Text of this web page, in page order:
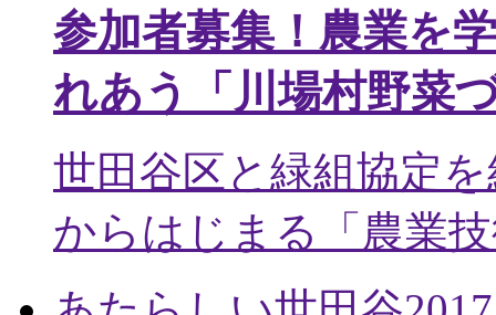
参加者募集！農業を
れあう「川場村野菜
世田谷区と緑組協定
からはじまる「農業